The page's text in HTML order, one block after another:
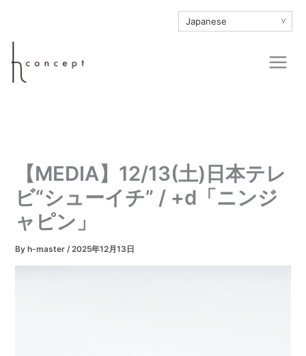
∨
【MEDIA】12/13(土)日本テレ
ビ“シューイチ” / +d「ニンジ
ャピン」
By h-master/2025年12月13日